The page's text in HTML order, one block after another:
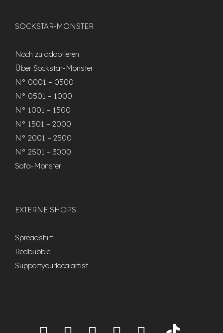
SOCKSTAR-MONSTER
Noch zu adoptieren
Über Sockstar-Monster
N° 0001 – 0500
N° 0501 – 1000
N° 1001 – 1500
N° 1501 – 2000
N° 2001 – 2500
N° 2501 – 3000
Sofa-Monster
EXTERNE SHOPS
Spreadshirt
Redbubble
Supportyourlocalartist